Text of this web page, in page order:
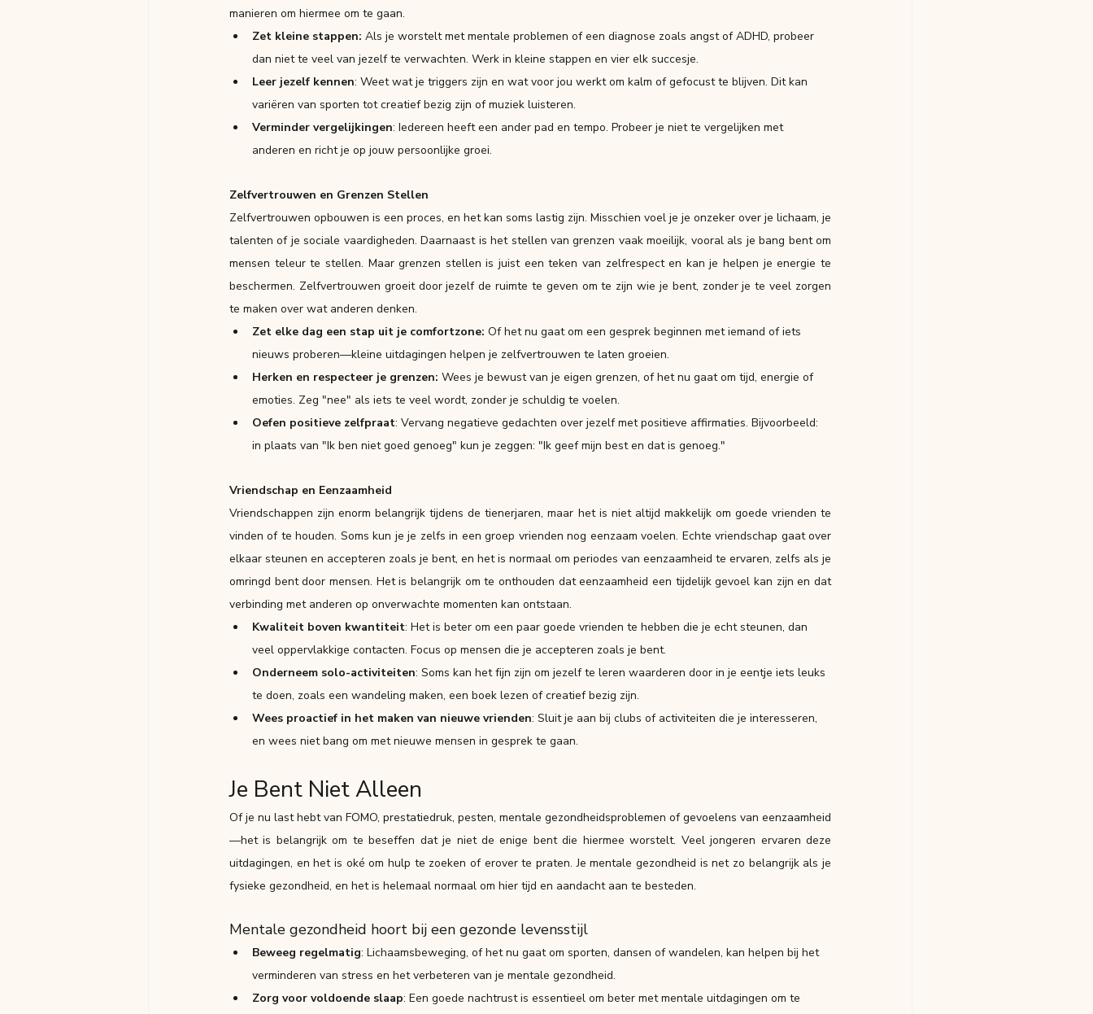
manieren om hiermee om te gaan.
Zet kleine stappen: Als je worstelt met mentale problemen of een diagnose zoals angst of ADHD, probeer
dan niet te veel van jezelf te verwachten. Werk in kleine stappen en vier elk succesje.
Leer jezelf kennen: Weet wat je triggers zijn en wat voor jou werkt om kalm of gefocust te blijven. Dit kan
variëren van sporten tot creatief bezig zijn of muziek luisteren.
Verminder vergelijkingen: Iedereen heeft een ander pad en tempo. Probeer je niet te vergelijken met
anderen en richt je op jouw persoonlijke groei.
Zelfvertrouwen en Grenzen Stellen
Zelfvertrouwen opbouwen is een proces, en het kan soms lastig zijn. Misschien voel je je onzeker over je lichaam, je
talenten of je sociale vaardigheden. Daarnaast is het stellen van grenzen vaak moeilijk, vooral als je bang bent om
mensen teleur te stellen. Maar grenzen stellen is juist een teken van zelfrespect en kan je helpen je energie te
beschermen. Zelfvertrouwen groeit door jezelf de ruimte te geven om te zijn wie je bent, zonder je te veel zorgen
te maken over wat anderen denken.
Zet elke dag een stap uit je comfortzone: Of het nu gaat om een gesprek beginnen met iemand of iets
nieuws proberen—kleine uitdagingen helpen je zelfvertrouwen te laten groeien.
Herken en respecteer je grenzen: Wees je bewust van je eigen grenzen, of het nu gaat om tijd, energie of
emoties. Zeg "nee" als iets te veel wordt, zonder je schuldig te voelen.
Oefen positieve zelfpraat: Vervang negatieve gedachten over jezelf met positieve affirmaties. Bijvoorbeeld:
in plaats van "Ik ben niet goed genoeg" kun je zeggen: "Ik geef mijn best en dat is genoeg."
Vriendschap en Eenzaamheid
Vriendschappen zijn enorm belangrijk tijdens de tienerjaren, maar het is niet altijd makkelijk om goede vrienden te
vinden of te houden. Soms kun je je zelfs in een groep vrienden nog eenzaam voelen. Echte vriendschap gaat over
elkaar steunen en accepteren zoals je bent, en het is normaal om periodes van eenzaamheid te ervaren, zelfs als je
omringd bent door mensen. Het is belangrijk om te onthouden dat eenzaamheid een tijdelijk gevoel kan zijn en dat
verbinding met anderen op onverwachte momenten kan ontstaan.
Kwaliteit boven kwantiteit: Het is beter om een paar goede vrienden te hebben die je echt steunen, dan
veel oppervlakkige contacten. Focus op mensen die je accepteren zoals je bent.
Onderneem solo-activiteiten: Soms kan het fijn zijn om jezelf te leren waarderen door in je eentje iets leuks
te doen, zoals een wandeling maken, een boek lezen of creatief bezig zijn.
Wees proactief in het maken van nieuwe vrienden: Sluit je aan bij clubs of activiteiten die je interesseren,
en wees niet bang om met nieuwe mensen in gesprek te gaan.
Je Bent Niet Alleen
Of je nu last hebt van FOMO, prestatiedruk, pesten, mentale gezondheidsproblemen of gevoelens van eenzaamheid
—het is belangrijk om te beseffen dat je niet de enige bent die hiermee worstelt. Veel jongeren ervaren deze
uitdagingen, en het is oké om hulp te zoeken of erover te praten. Je mentale gezondheid is net zo belangrijk als je
fysieke gezondheid, en het is helemaal normaal om hier tijd en aandacht aan te besteden.
Mentale gezondheid hoort bij een gezonde levensstijl
Beweeg regelmatig: Lichaamsbeweging, of het nu gaat om sporten, dansen of wandelen, kan helpen bij het
verminderen van stress en het verbeteren van je mentale gezondheid.
Zorg voor voldoende slaap: Een goede nachtrust is essentieel om beter met mentale uitdagingen om te